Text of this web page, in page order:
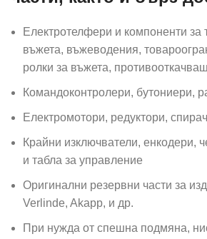
Електротелфери и компоненти за
въжета, въжеводения,
ролки за въжета,
Командоконтролери, бутониери,
Електромотори, редуктори,
Крайни изключватели, енкодери,
и табла за управление
Оригинални резервни части за
Verlinde, Akapp, и др.
При нужда от спешна подмяна,